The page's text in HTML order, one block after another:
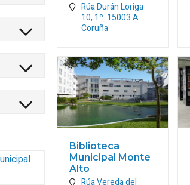
Rúa Durán Loriga
10, 1º. 15003A
Coruña
Biblioteca
Municipal Monte
Alto
Rúa Vereda del